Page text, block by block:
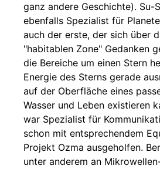
ganz andere Geschichte). Su-
ebenfalls Spezialist für
auch der erste, der sich über
"habitablen Zone" Gedanken
die Bereiche um einen Stern
Energie des Sterns gerade
auf der Oberfläche eines
Wasser und Leben existieren
war Spezialist für
schon mit entsprechendem
Projekt Ozma ausgeholfen.
unter anderem an